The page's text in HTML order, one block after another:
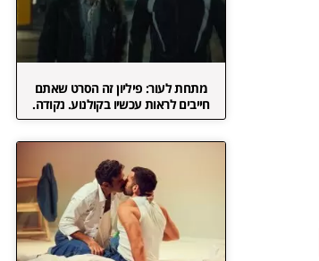
מתחת לעור: פיליון זה הסרט שאתם
חייבים לראות עכשיו בקולנוע. נקודה.